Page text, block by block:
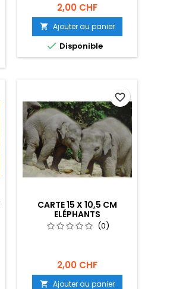
2,00 CHF
 Ajouter au panier
 Disponible
CARTE 15 X 10,5 CM
ELÉPHANTS
(0)
2,00 CHF
 Ajouter au panier
favorite_border